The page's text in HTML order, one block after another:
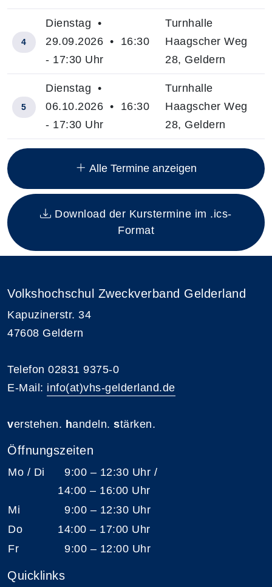
Insgesamt gibt es 13 Termine zum diesen Kurs
4
Dienstag •
29.09.2026 • 16:30
- 17:30 Uhr
Turnhalle
Haagscher Weg
28, Geldern
5
Dienstag •
06.10.2026 • 16:30
- 17:30 Uhr
Turnhalle
Haagscher Weg
28, Geldern
Alle Termine anzeigen
Download der Kurstermine im .ics-
Format
Volkshochschul Zweckverband Gelderland
Kapuzinerstr. 34
47608 Geldern
Telefon 02831 9375-0
E-Mail: info(at)vhs-gelderland.de
verstehen. handeln. stärken.
Öffnungszeiten
Mo / Di
9:00 – 12:30 Uhr /
14:00 – 16:00 Uhr
Mi
9:00 – 12:30 Uhr
Do
14:00 – 17:00 Uhr
Fr
9:00 – 12:00 Uhr
Quicklinks